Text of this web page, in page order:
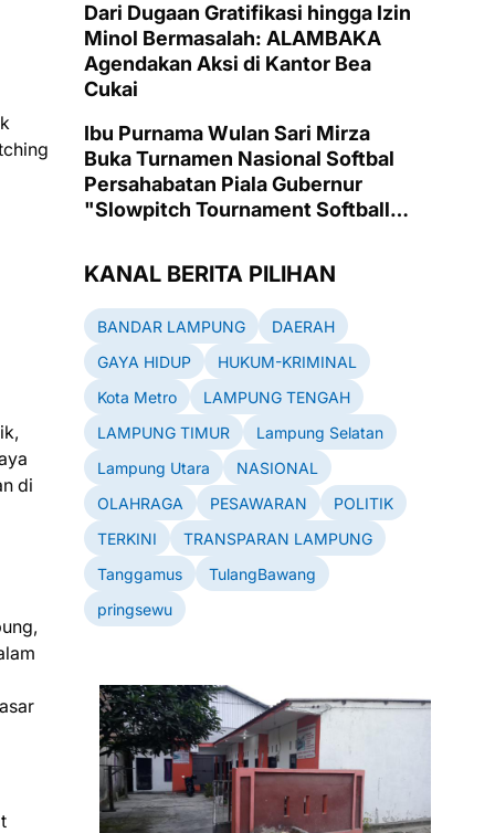
di
Dari Dugaan Gratifikasi hingga Izin
Minol Bermasalah: ALAMBAKA
Agendakan Aksi di Kantor Bea
Cukai
Ibu Purnama Wulan Sari Mirza
Buka Turnamen Nasional Softbal
Persahabatan Piala Gubernur
"Slowpitch Tournament Softball
Way Halim, Bandarlampung
KANAL BERITA PILIHAN
BANDAR LAMPUNG
DAERAH
GAYA HIDUP
HUKUM-KRIMINAL
Kota Metro
LAMPUNG TENGAH
LAMPUNG TIMUR
Lampung Selatan
Lampung Utara
NASIONAL
OLAHRAGA
PESAWARAN
POLITIK
TERKINI
TRANSPARAN LAMPUNG
Tanggamus
TulangBawang
pringsewu